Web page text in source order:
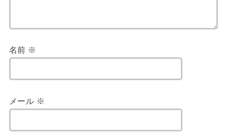
名前 ※
メール ※